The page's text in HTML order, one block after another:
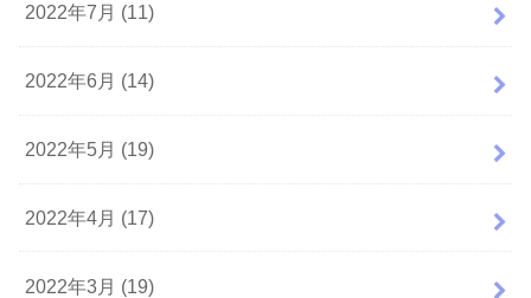
2022年7月 (11)
2022年6月 (14)
2022年5月 (19)
2022年4月 (17)
2022年3月 (19)